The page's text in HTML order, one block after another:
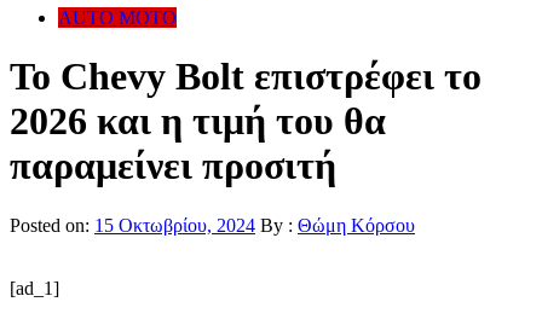
AUTO MOTO
Το Chevy Bolt επιστρέφει το
2026 και η τιμή του θα
παραμείνει προσιτή
Posted on: 15 Οκτωβρίου, 2024 By : Θώμη Κόρσου
[ad_1]